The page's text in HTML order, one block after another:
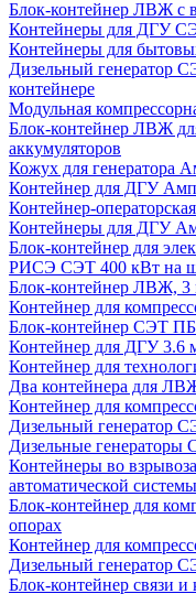
Блок-контейнер ЛВЖ с
Контейнеры для ДГУ
Контейнеры для
Дизельный генератор
контейнере
Модульная
Блок-контейнер ЛВЖ
аккумуляторов
Кожух для генератора
Контейнер для ДГУ
Контейнер-операторская
Контейнеры для ДГУ
Блок-контейнер для
РИСЭ СЭТ 400 кВт на
Блок-контейнер ЛВЖ, 3
Контейнер для
Блок-контейнер СЭТ
Контейнер для ДГУ 3.6
Контейнер для
Два контейнера для
Контейнер для
Дизельный генератор
Дизельные генераторы
Контейнеры во
автоматической
Блок-контейнер для
опорах
Контейнер для
Дизельный генератор
Блок-контейнер связи